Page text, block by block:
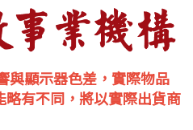
與顯示器色差，實際物品
有不同，將以實際出貨商